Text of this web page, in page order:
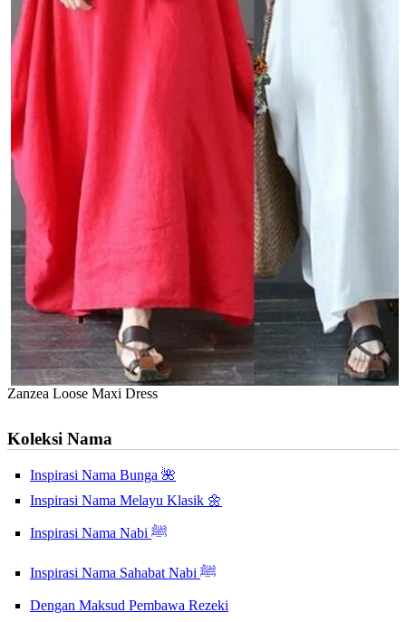
Zanzea Loose Maxi Dress
Koleksi Nama
Inspirasi Nama Bunga 🌺
Inspirasi Nama Melayu Klasik 🌼
Inspirasi Nama Nabi ﷺ
Inspirasi Nama Sahabat Nabi ﷺ
Dengan Maksud Pembawa Rezeki